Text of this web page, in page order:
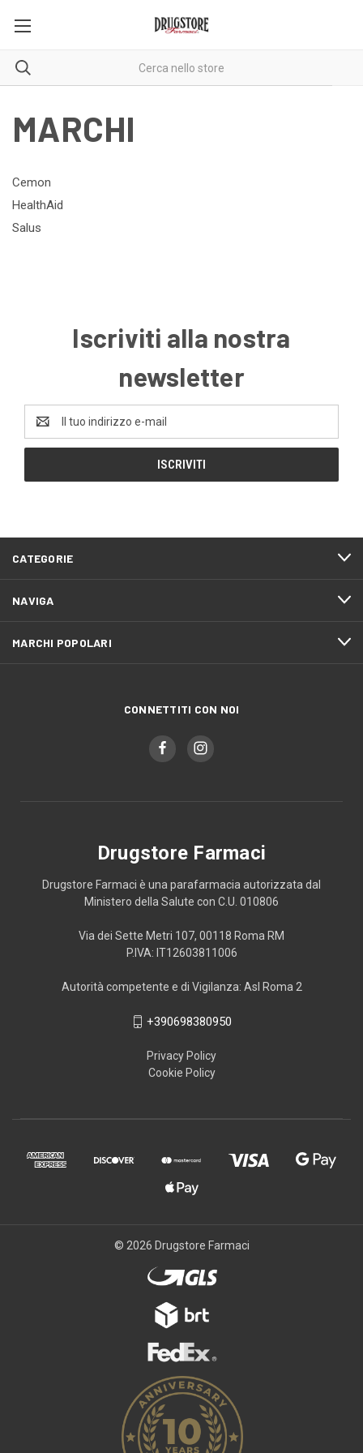
MARCHI
Cemon
HealthAid
Salus
Iscriviti alla nostra
newsletter
mail
CATEGORIE
NAVIGA
MARCHI POPOLARI
CONNETTITI CON NOI
Drugstore Farmaci
Drugstore Farmaci è una parafarmacia autorizzata dal
Ministero della Salute con C.U. 010806
Via dei Sette Metri 107, 00118 Roma RM
P.IVA: IT12603811006
Autorità competente e di Vigilanza: Asl Roma 2
+390698380950
Privacy Policy
Cookie Policy
© 2026 Drugstore Farmaci